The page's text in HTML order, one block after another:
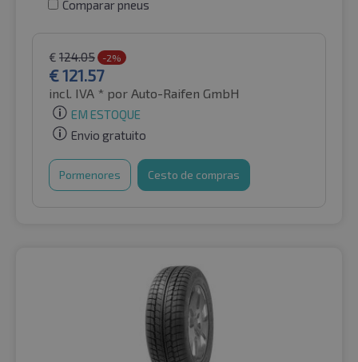
Comparar pneus
€ 124.05 -2%
€121.57
incl. IVA * por Auto-Raifen GmbH
EM ESTOQUE
Envio gratuito
Pormenores Cesto de compras